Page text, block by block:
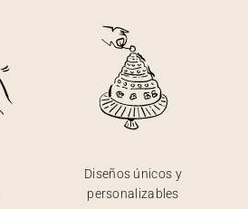
Diseños únicos y
personalizables